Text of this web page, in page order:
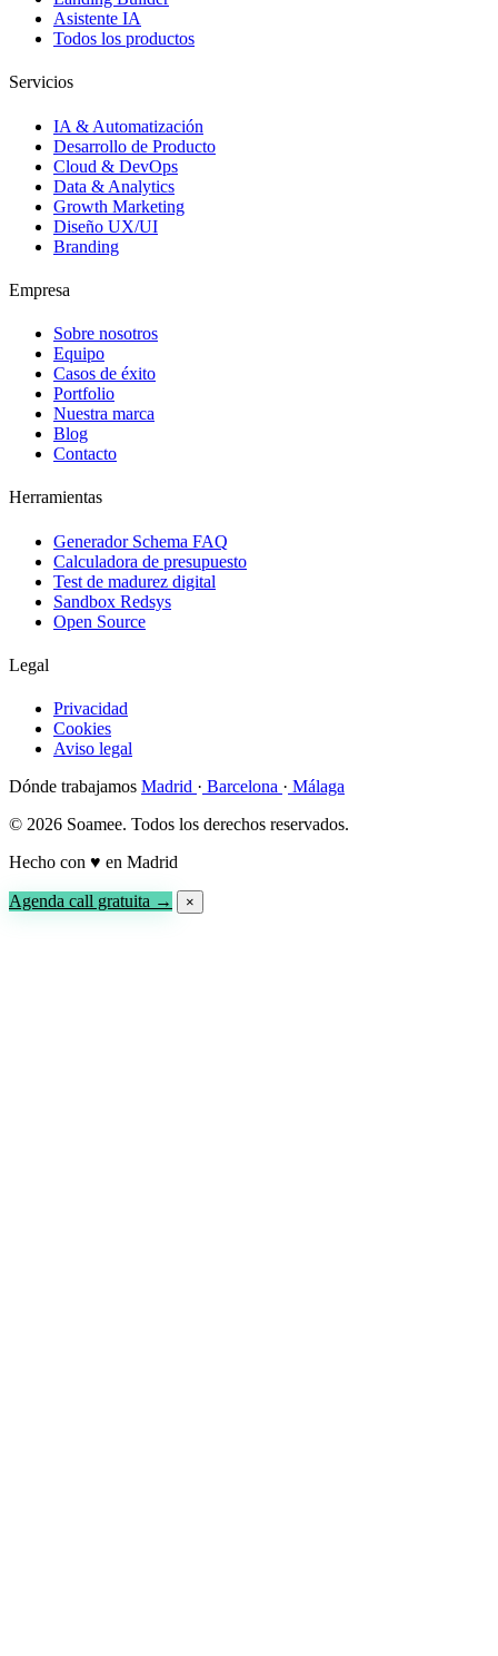
Asistente IA
Todos los productos
Servicios
IA & Automatización
Desarrollo de Producto
Cloud & DevOps
Data & Analytics
Growth Marketing
Diseño UX/UI
Branding
Empresa
Sobre nosotros
Equipo
Casos de éxito
Portfolio
Nuestra marca
Blog
Contacto
Herramientas
Generador Schema FAQ
Calculadora de presupuesto
Test de madurez digital
Sandbox Redsys
Open Source
Legal
Privacidad
Cookies
Aviso legal
Dónde trabajamos Madrid · Barcelona · Málaga
© 2026 Soamee. Todos los derechos reservados.
Hecho con ♥ en Madrid
Agenda call gratuita → ×